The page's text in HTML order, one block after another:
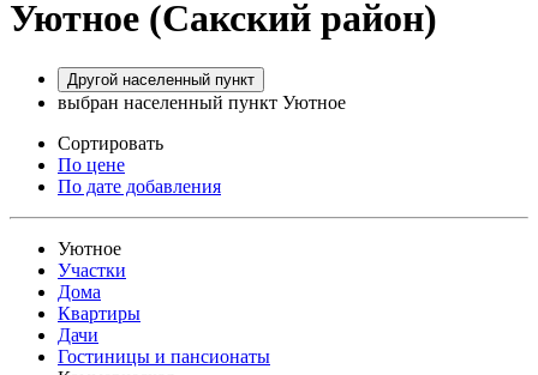
Уютное (Сакский район)
Другой населенный пункт
выбран населенный пункт Уютное
Сортировать
По цене
По дате добавления
Уютное
Участки
Дома
Квартиры
Дачи
Гостиницы и пансионаты